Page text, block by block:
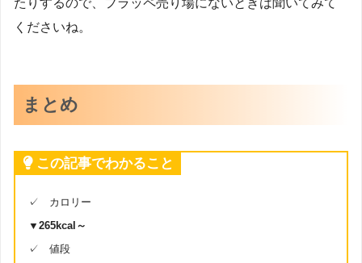
くださいね。
まとめ
この記事でわかること
✓ カロリー
▼265kcal～
✓ 値段